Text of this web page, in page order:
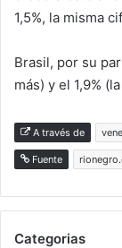
1,5%, la misma
Brasil, por su
más) y el 1,9%
A través de
Fuente
Categorias